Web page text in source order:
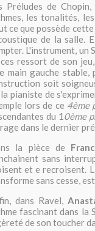
Préludes de
les tonalités,
ce que possède
de la salle.
L'instrument, un
ressort de son
main gauche
soit
pianiste de
lors de ce 4ème
du 1 0ème
dans le dernier
la pièce de
sans
et e recroisent.
sans cesse,
dans Ravel,
fascinant dans la
de son toucher